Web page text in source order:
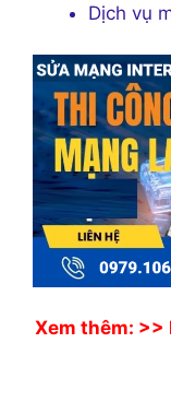
Dịch vụ
Xem thêm: >>